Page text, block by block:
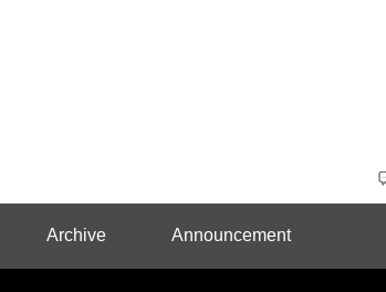
Archive Announcement